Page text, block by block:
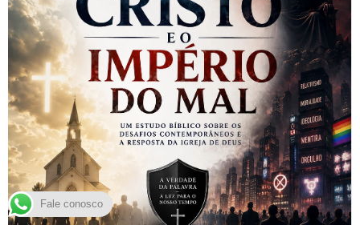
Fale conosco